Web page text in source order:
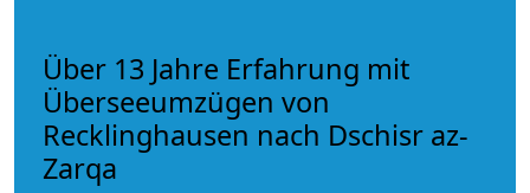
Über 13 Jahre Erfahrung mit
Überseeumzügen von
Recklinghausen nach Dschisr az-
Zarqa